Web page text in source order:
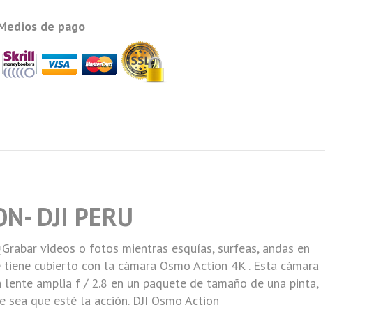
de pago
- DJI PERU
videos o fotos mientras esquías, surfeas, andas en
tiene cubierto con la cámara Osmo Action 4K. Esta cámara
amplia f / 2.8 en un paquete de tamaño de una pinta,
que esté la acción. DJI Osmo Action